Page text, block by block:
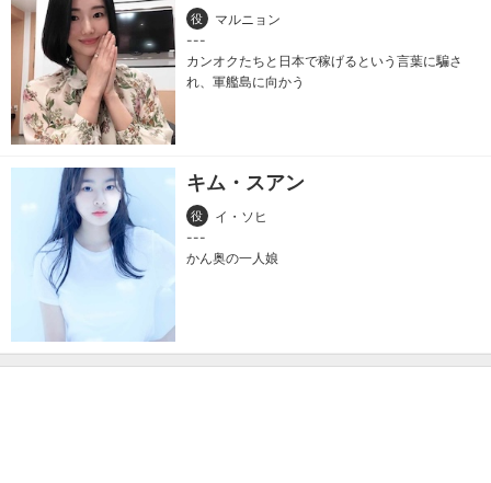
役 マルニョン
カンオクたちと日本で稼げるという言葉に騙さ
れ、軍艦島に向かう
キム・スアン
役 イ・ソヒ
かん奥の一人娘